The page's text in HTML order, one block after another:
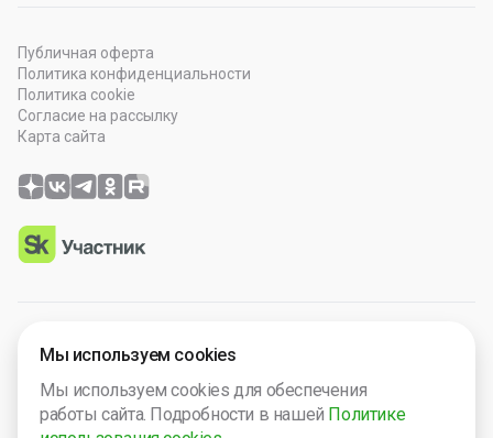
Публичная оферта
Политика конфиденциальности
Политика cookie
Согласие на рассылку
Карта сайта
© 2026 OOO “Просто Гений”. Все права защищены.
№ 2025665571. Компания включена в Реест Малых
технологический компаний России № 5238.
Мы используем cookies
Мы используем cookies для обеспечения
работы сайта. Подробности в нашей Политике